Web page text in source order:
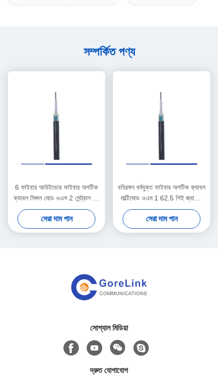
সম্পর্কিত পণ্য
6 ফাইবার আউটডোর ফাইবার অপটিক
ক্যাবল সিঙ্গল মোড ওএস 2 সেন্ট্রাল লস
টিউব ক্যাবল পিই
সেরা দাম পান
বহিরঙ্গন বর্মযুক্ত ফাইবার অপটিক ক্যাবল
মাল্টিমোড ওএম 1 62.5 পিই জ্যাকেট
আবহাওয়া প্রতিরোধী
সেরা দাম পান
সোশ্যাল মিডিয়া
দ্রুত যোগাযোগ